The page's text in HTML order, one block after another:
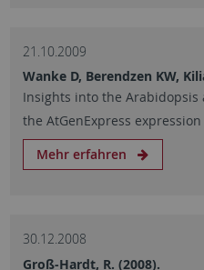
21.10.2009
Wanke D, Berendzen KW,
Insights into the
the AtGenExpress
Mehr erfahren
30.12.2008
Groß-Hardt, R. (2008).